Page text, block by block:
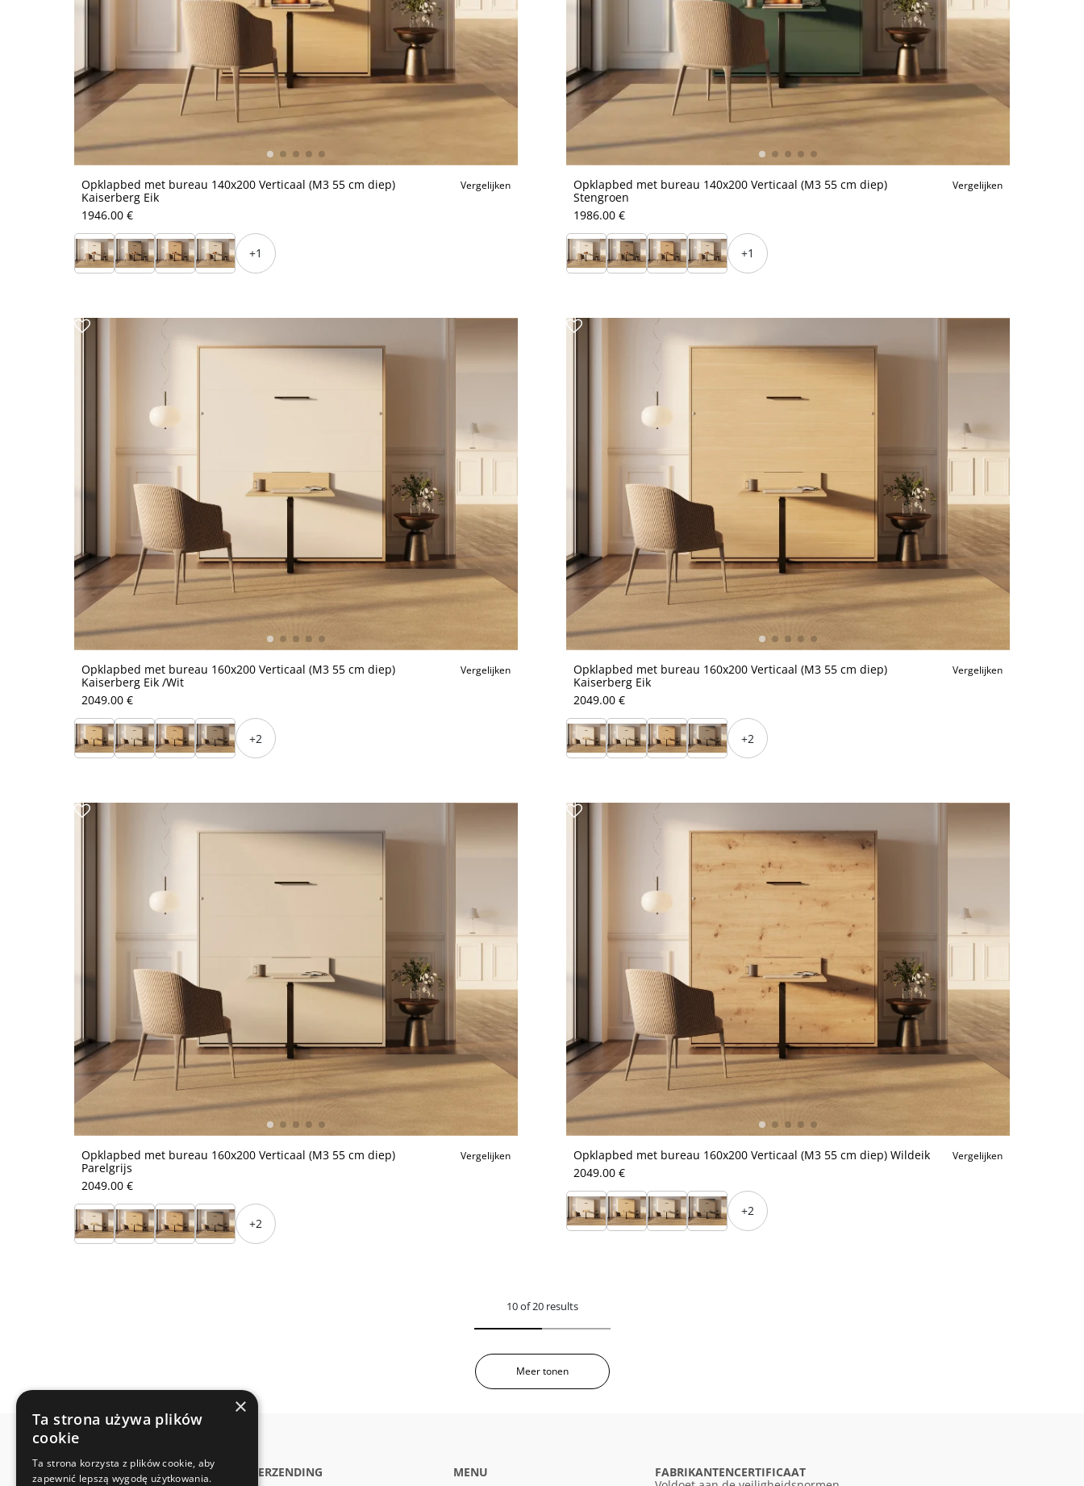
Opklapbed met bureau 140x200 Verticaal (M3 55 cm diep)
Kaiserberg Eik
Vergelijken
1946.00 €
+1
Opklapbed met bureau 140x200 Verticaal (M3 55 cm diep)
Stengroen
Vergelijken
1986.00 €
+1
Opklapbed met bureau 160x200 Verticaal (M3 55 cm diep)
Kaiserberg Eik /Wit
Vergelijken
2049.00 €
+2
Opklapbed met bureau 160x200 Verticaal (M3 55 cm diep)
Kaiserberg Eik
Vergelijken
2049.00 €
+2
Opklapbed met bureau 160x200 Verticaal (M3 55 cm diep)
Parelgrijs
Vergelijken
2049.00 €
+2
Opklapbed met bureau 160x200 Verticaal (M3 55 cm diep) Wildeik Vergelijken
2049.00 €
+2
10 of 20 results
Meer tonen
SUPPORT VERZENDING MENU
FABRIKANTENCERTIFICAAT
×
Ta strona używa plików
cookie
Ta strona korzysta z plików cookie, aby
zapewnić lepszą wygodę użytkowania.